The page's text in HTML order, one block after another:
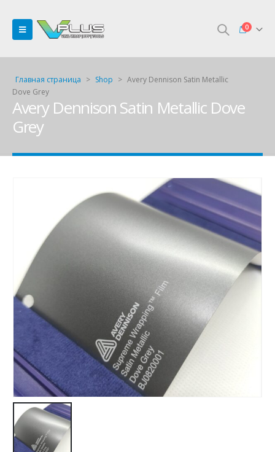
0
Главная страница > Shop > Avery Dennison Satin Metallic
Dove Grey
Avery Dennison Satin Metallic Dove
Grey